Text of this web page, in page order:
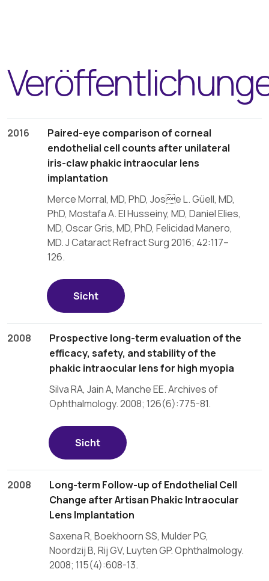
2016
Paired-eye comparison of corneal
endothelial cell counts after unilateral
iris-claw phakic intraocular lens
implantation
Merce Morral, MD, PhD, Jose L. Güell, MD,
PhD, Mostafa A. El Husseiny, MD, Daniel Elies,
MD, Oscar Gris, MD, PhD, Felicidad Manero,
MD. J Cataract Refract Surg 2016; 42:117–
126.
Sicht
2008
Prospective long-term evaluation of the
efficacy, safety, and stability of the
phakic intraocular lens for high myopia
Silva RA, Jain A, Manche EE. Archives of
Ophthalmology. 2008; 126(6):775-81.
Sicht
2008
Long-term Follow-up of Endothelial Cell
Change after Artisan Phakic Intraocular
Lens Implantation
Saxena R, Boekhoorn SS, Mulder PG,
Noordzij B, Rij GV, Luyten GP. Ophthalmology.
2008; 115(4):608-13.